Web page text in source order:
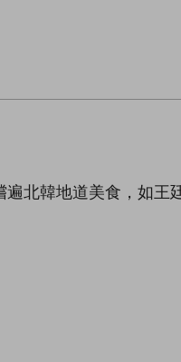
北韓地道美食，如王